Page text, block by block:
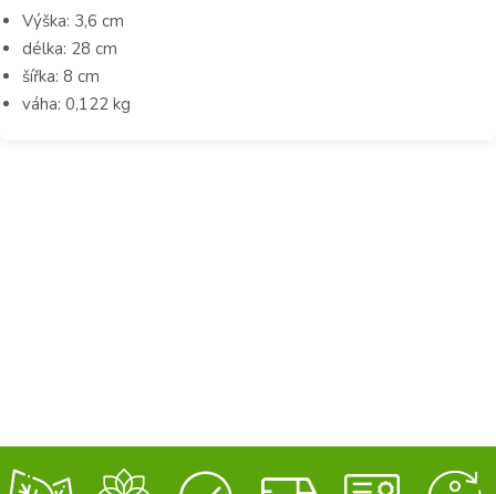
Výška: 3,6 cm
délka: 28 cm
šířka: 8 cm
váha: 0,122 kg